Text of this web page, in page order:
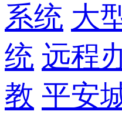
系统 大
统 远程
教 平安